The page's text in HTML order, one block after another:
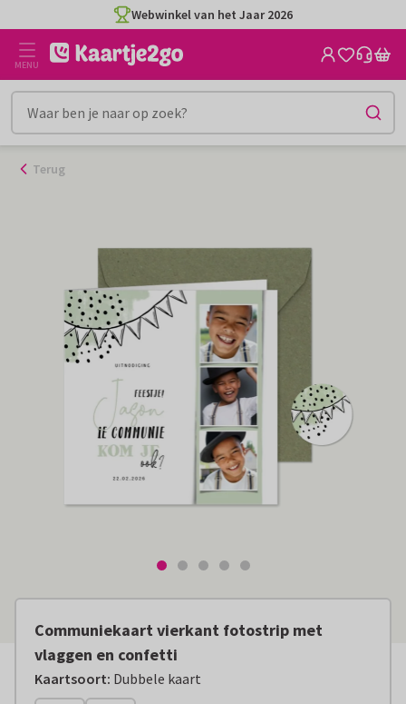
naar
inhoud
Webwinkel van het Jaar 2026
MENU
Terug
Communiekaart vierkant fotostrip met
vlaggen en confetti
Kaartsoort: Dubbele kaart